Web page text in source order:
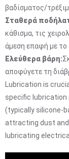
βαδίσματος/
Σταθερά
κάθισμα, τις
άμεση επαφή με το
Ελεύθερα βάρη:
αποφύγετε τη
Lubrication is
specific
(typically silicone-
attracting dust
lubricating